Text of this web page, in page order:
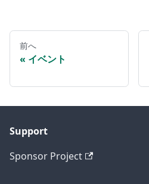
前へ
イベント
Support
Sponsor Project